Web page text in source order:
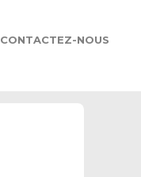
CONTACTEZ-NOUS